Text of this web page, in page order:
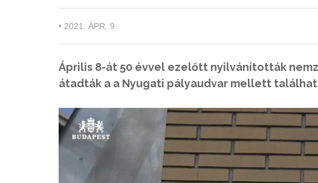
• 2021. ÁPR. 9.
Április 8-át 50 évvel ezelőtt nyilvánították
átadták a a Nyugati pályaudvar mellett